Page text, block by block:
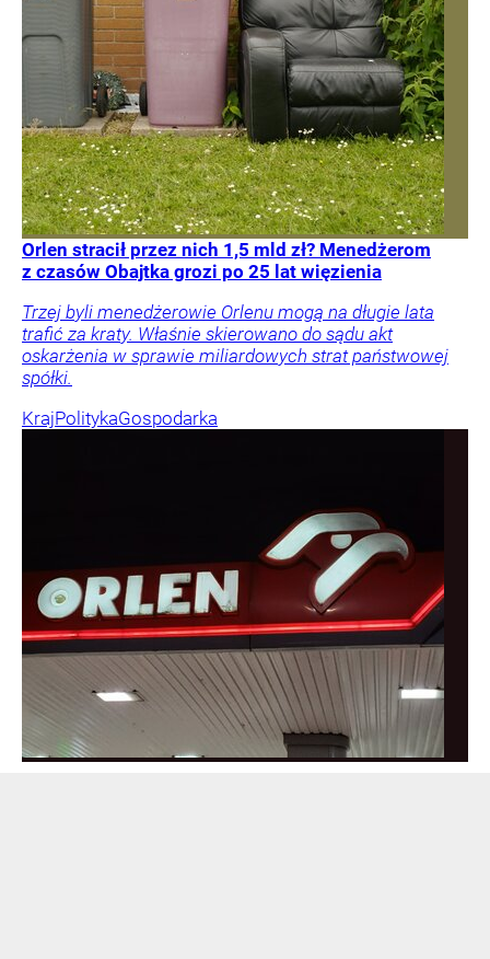
Orlen stracił przez nich 1,5 mld zł? Menedżerom
z czasów Obajtka grozi po 25 lat więzienia
Trzej byli menedżerowie Orlenu mogą na długie lata
trafić za kraty. Właśnie skierowano do sądu akt
oskarżenia w sprawie miliardowych strat państwowej
spółki.
KrajPolitykaGospodarka